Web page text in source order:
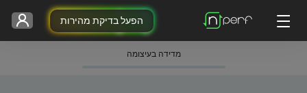
הפעל בדיקת מהירות
מדידה בעיצומה